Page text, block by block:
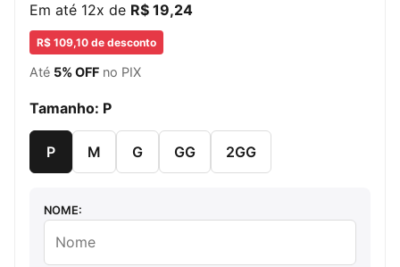
Em até 12x de R$ 19,24
R$ 109,10 de desconto
Até 5% OFF no PIX
Tamanho: P
P M G GG 2GG
NOME: